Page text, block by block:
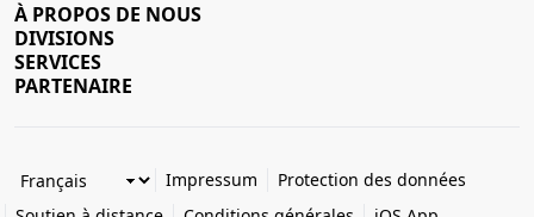
À PROPOS DE NOUS
DIVISIONS
SERVICES
PARTENAIRE
Impressum
Protection des données